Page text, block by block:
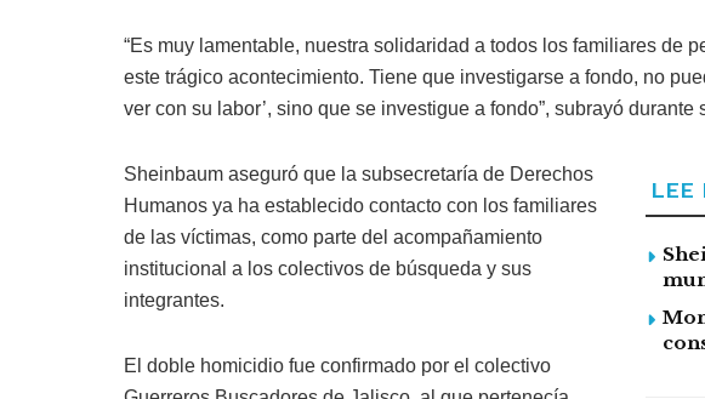
“Es muy lamentable, nuestra solidaridad a todos los familiares de
este trágico acontecimiento. Tiene que investigarse a fondo, no
ver con su labor’, sino que se investigue a fondo”, subrayó durante
LEE
Sheinbaum aseguró que la subsecretaría de Derechos
Humanos ya ha establecido contacto con los familiares
de las víctimas, como parte del acompañamiento
institucional a los colectivos de búsqueda y sus
integrantes.
El doble homicidio fue confirmado por el colectivo